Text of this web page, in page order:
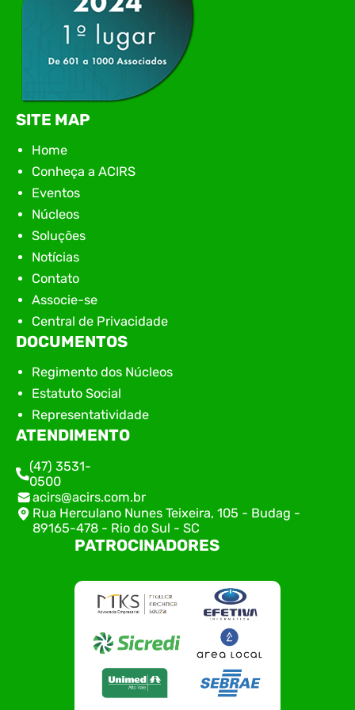
SITE MAP
Home
Conheça a ACIRS
Eventos
Núcleos
Soluções
Notícias
Contato
Associe-se
Central de Privacidade
DOCUMENTOS
Regimento dos Núcleos
Estatuto Social
Representatividade
ATENDIMENTO
(47) 3531-
0500
acirs@acirs.com.br
Rua Herculano Nunes Teixeira, 105 - Budag -
89165-478 - Rio do Sul - SC
PATROCINADORES